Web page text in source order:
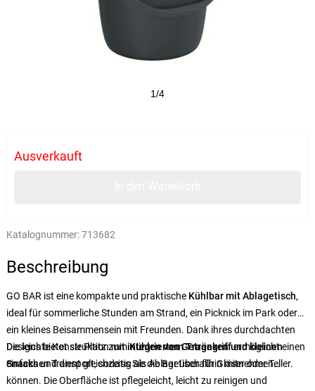
1/4
Ausverkauft
Katalognummer:713682
Beschreibung
GO BAR ist eine kompakte und praktische Kühlbar mit Ablagetisch,
ideal für sommerliche Stunden am Strand, ein Picknick im Park oder
ein kleines Beisammensein mit Freunden. Dank ihres durchdachten
Designs bietet sie Platz zumKühlen von Getränken und kleinen
Snacksund dient gleichzeitig als Ablagetisch für Gläser oder Teller.
Die leichte Konstruktion mitintegriertem Tragegriffermöglicht einen
einfachen Transport, sodass Sie die Bar überallhin mitnehmen
können. Die Oberfläche ist pflegeleicht, leicht zu reinigen und